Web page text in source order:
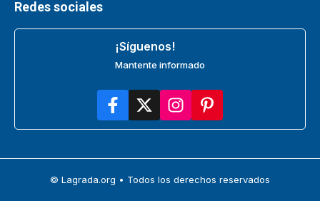
Redes sociales
¡Síguenos!
Mantente informado
© Lagrada.org • Todos los derechos reservados